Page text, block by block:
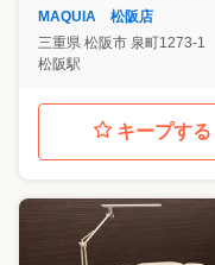
MAQUIA 松阪店
三重県 松阪市 泉町1273-1
松阪駅
キープする